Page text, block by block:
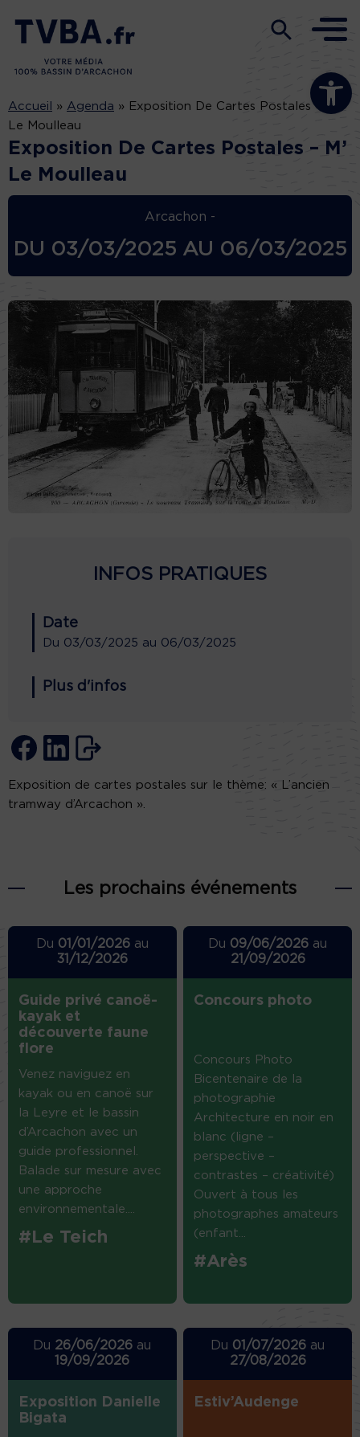
Ouvrir la
Accueil » Agenda » Exposition De Cartes Postales – M’
Le Moulleau
Exposition De Cartes Postales – M’
Le Moulleau
Arcachon -
DU 03/03/2025 AU 06/03/2025
INFOS PRATIQUES
Date
Du 03/03/2025 au 06/03/2025
Plus d'infos
Exposition de cartes postales sur le thème: « L’ancien
tramway d’Arcachon ».
Les prochains événements
Du 01/01/2026au
31/12/2026
Guide privé canoë-
kayak et
découverte faune
flore
Venez naviguez en
kayak ou en canoë sur
la Leyre et le bassin
d’Arcachon avec un
guide professionnel.
Balade sur mesure avec
une approche
environnementale....
#Le Teich
Du 09/06/2026 au
21/09/2026
Concours photo
Concours Photo
Bicentenaire de la
photographie
Architecture en noir en
blanc (ligne –
perspective –
contrastes – créativité)
Ouvert à tous les
photographes amateurs
(enfant...
#Arès
Du 26/06/2026 au
19/09/2026
Exposition Danielle
Bigata
Du 01/07/2026 au
27/08/2026
Estiv’Audenge